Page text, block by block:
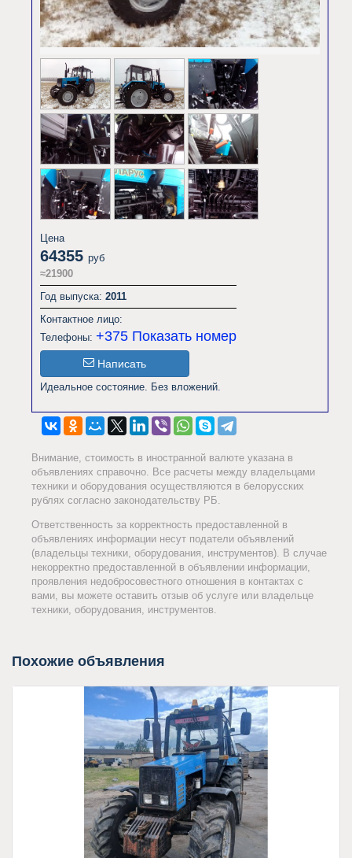
Цена
64355 руб
≈21900
Год выпуска: 2011
Контактное лицо:
Телефоны: +375 Показать номер
Написать
Идеальное состояние. Без вложений.
Внимание, стоимость в иностранной валюте указана в
объявлениях справочно. Все расчеты между владельцами
техники и оборудования осуществляются в белорусских
рублях согласно законодательству РБ.
Ответственность за корректность предоставленной в
объявлениях информации несут податели объявлений
(владельцы техники, оборудования, инструментов). В случае
некорректно предоставленной в объявлении информации,
проявления недобросовестного отношения в контактах с
вами, вы можете оставить отзыв об услуге или владельце
техники, оборудования, инструментов.
Похожие объявления